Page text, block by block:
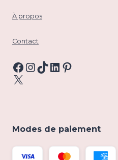
À propos
Contact
Facebook
Instagram
TikTok
LinkedIn
Pinterest
X
Modes de paiement